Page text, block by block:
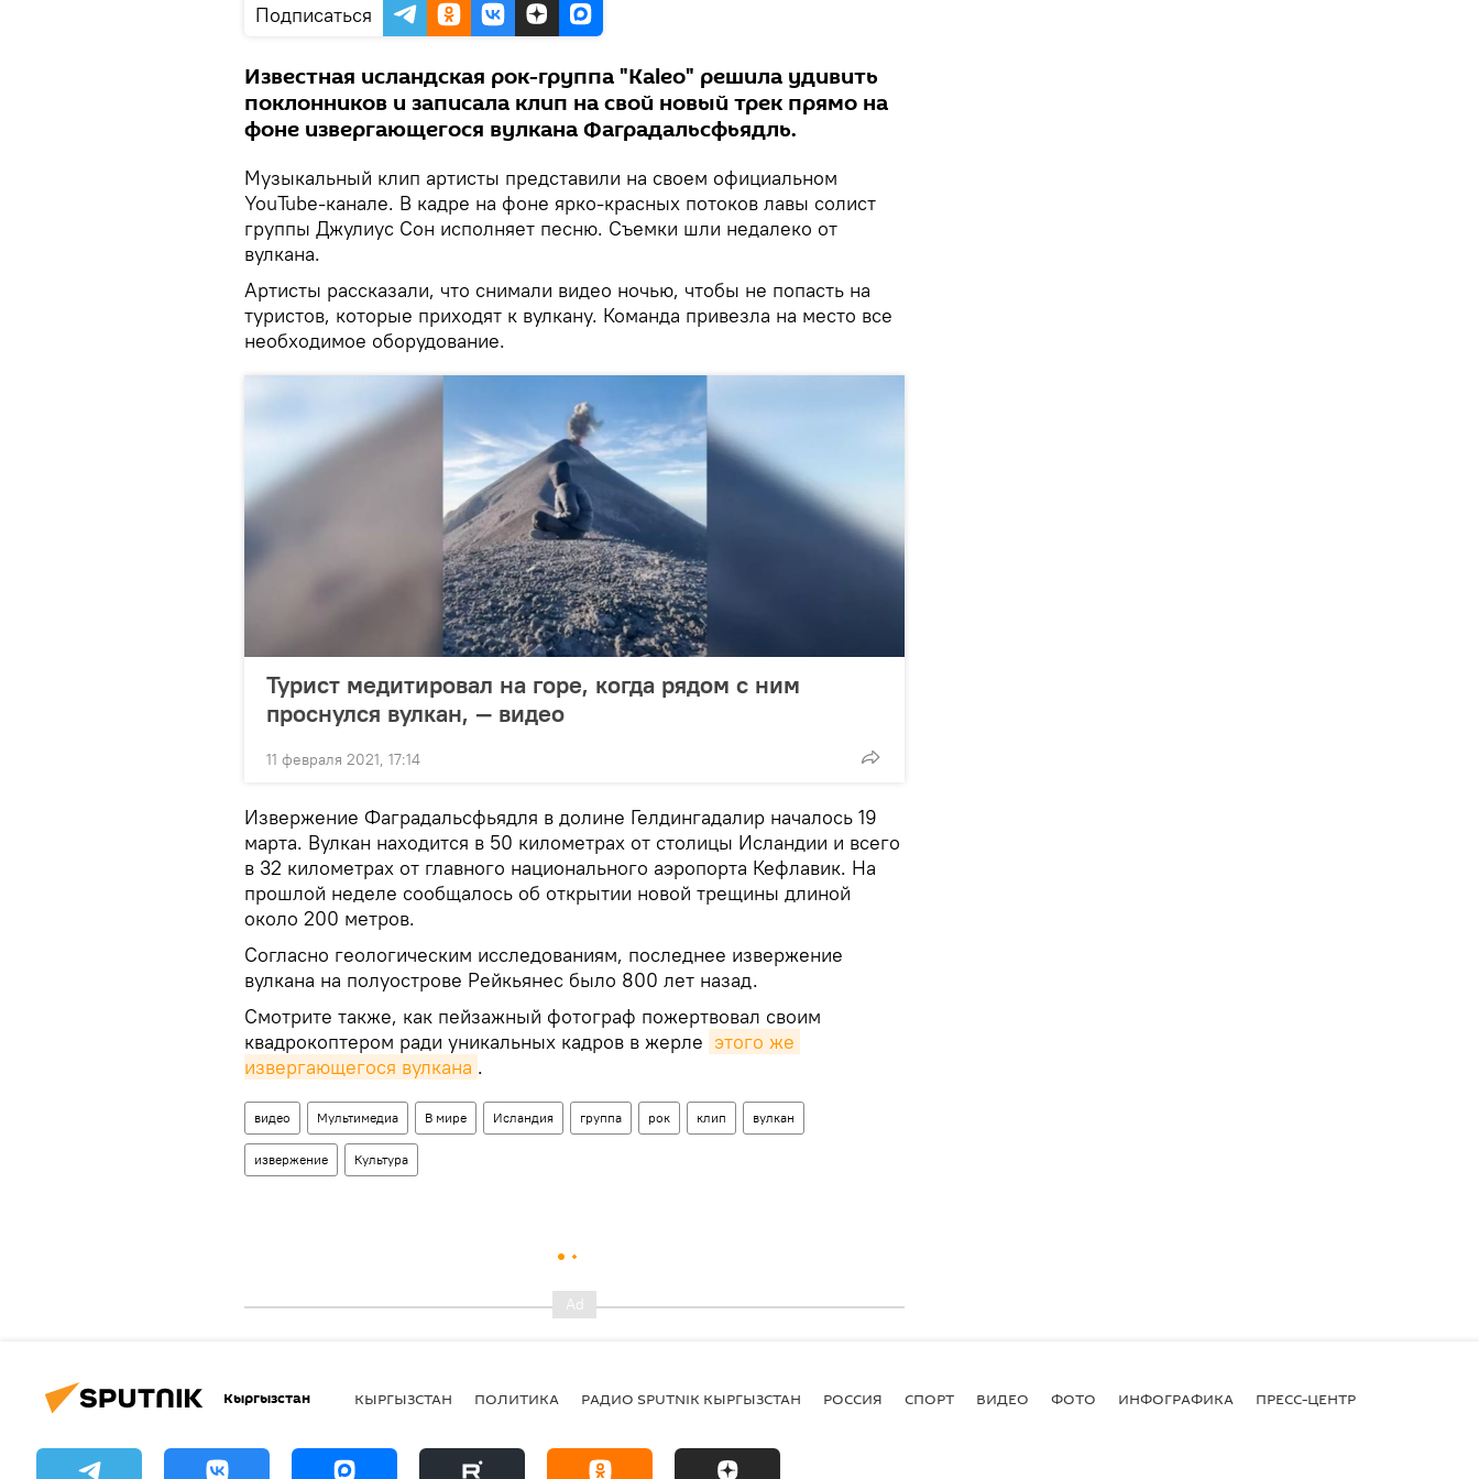
Подписаться
Известная исландская рок-группа "Kaleo" решила удивить
поклонников и записала клип на свой новый трек прямо на
фоне извергающегося вулкана Фаградальсфьядль.
Музыкальный клип артисты представили на своем официальном
YouTube-канале. В кадре на фоне ярко-красных потоков лавы солист
группы Джулиус Сон исполняет песню. Съемки шли недалеко от
вулкана.
Артисты рассказали, что снимали видео ночью, чтобы не попасть на
туристов, которые приходят к вулкану. Команда привезла на место все
необходимое оборудование.
Турист медитировал на горе, когда рядом с ним
проснулся вулкан, — видео
11 февраля 2021, 17:14
Извержение Фаградальсфьядля в долине Гелдингадалир началось 19
марта. Вулкан находится в 50 километрах от столицы Исландии и всего
в 32 километрах от главного национального аэропорта Кефлавик. На
прошлой неделе сообщалось об открытии новой трещины длиной
около 200 метров.
Согласно геологическим исследованиям, последнее извержение
вулкана на полуострове Рейкьянес было 800 лет назад.
Смотрите также, как пейзажный фотограф пожертвовал своим
квадрокоптером ради уникальных кадров в жерле этого же
извергающегося вулкана .
видео Мультимедиа В мире Исландия группа рок клип вулкан
извержение Культура
Кыргызстан КЫРГЫЗСТАН ПОЛИТИКА РАДИО SPUTNIK КЫРГЫЗСТАН РОССИЯ СПОРТ ВИДЕО ФОТО ИНФОГРАФИКА ПРЕСС-ЦЕНТР